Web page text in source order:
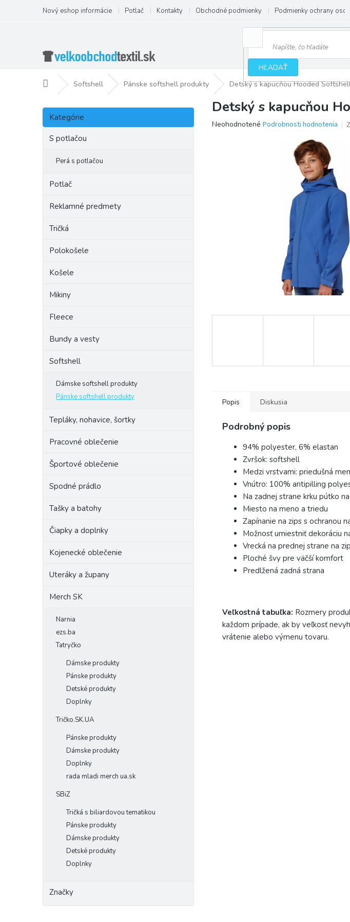
obsah
Nový eshop informácie Potlač Kontakty Obchodné podmienky Podmienky ochrany
HĽADAŤ
DomovSoftshell Pánske softshell produkty Detský s kapucňou Hooded
B
č
Preskočiť
kategórie
Kategórie
S potlačou
Perá s potlačou
Potlač
Reklamné predmety
Tričká
Polokošele
Košele
Mikiny
Fleece
Bundy a vesty
Softshell
Dámske softshell produkty
Pánske softshell produkty
Tepláky, nohavice, šortky
Pracovné oblečenie
Športové oblečenie
Spodné prádlo
Tašky a batohy
Čiapky a doplnky
Kojenecké oblečenie
Uteráky a župany
Merch SK
Narnia
ezs.ba
Tatryčko
Dámske produkty
Pánske produkty
Detské produkty
Doplnky
Tričko.SK.UA
Pánske produkty
Dámske produkty
Doplnky
rada mladi merch ua.sk
SBiZ
Tričká s biliardovou tematikou
Pánske produkty
Dámske produkty
Detské produkty
Doplnky
Značky
Detský s kapucňou
Priemerné
Neohodnotené Podrobnosti hodnotenia
Popis Diskusia
Podrobný popis
94% polyester, 6% elastan
Zvršok: softshell
Medzi vrstvami: priedušná
Vnútro: 100% antipilling
Na zadnej strane krku pútko
Miesto na meno a triedu
Zapínanie na zips s ochranou
Možnosť umiestniť dekoráciu
Vrecká na prednej strane na
Ploché švy pre väčší komfort
Predlžená zadná strana
Veľkostná tabuľka: Rozmery
každom prípade, ak by veľkosť
vrátenie alebo výmenu tovaru.